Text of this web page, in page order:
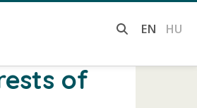
EN HU
of